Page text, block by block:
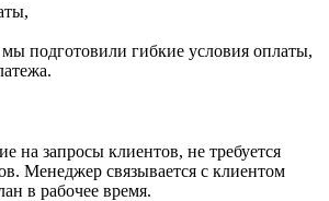
подготовили гибкие условия оплаты,
на запросы клиентов, не требуется
Менеджер связывается с клиентом
в рабочее время.